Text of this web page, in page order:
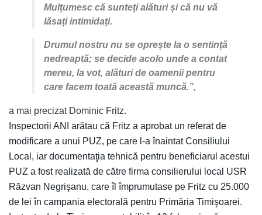
Mulțumesc că sunteți alături și că nu vă
lăsați intimidați.
Drumul nostru nu se oprește la o sentință
nedreaptă; se decide acolo unde a contat
mereu, la vot, alături de oamenii pentru
care facem toată această muncă.”,
a mai precizat Dominic Fritz.
Inspectorii ANI arătau că Fritz a aprobat un referat de
modificare a unui PUZ, pe care l-a înaintat Consiliului
Local, iar documentaţia tehnică pentru beneficiarul acestui
PUZ a fost realizată de către firma consilierului local USR
Răzvan Negrişanu, care îl împrumutase pe Fritz cu 25.000
de lei în campania electorală pentru Primăria Timişoarei.